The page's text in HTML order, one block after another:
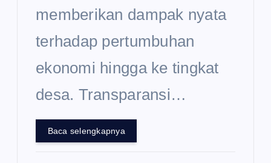
memberikan dampak nyata
terhadap pertumbuhan
ekonomi hingga ke tingkat
desa. Transparansi…
Baca selengkapnya